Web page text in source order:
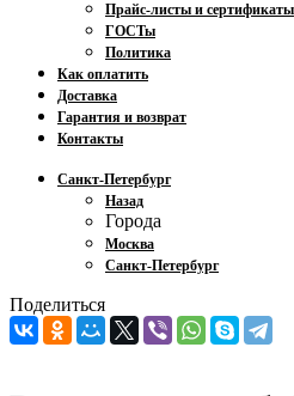
Прайс-листы и сертификаты
ГОСТы
Политика
Как оплатить
Доставка
Гарантия и возврат
Контакты
Санкт-Петербург
Назад
Города
Москва
Санкт-Петербург
Поделиться